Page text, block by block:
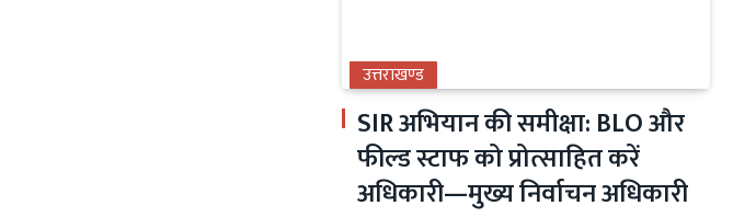
उत्तराखण्ड
SIR अभियान की समीक्षा: BLO और
फील्ड स्टाफ को प्रोत्साहित करें
अधिकारी—मुख्य निर्वाचन अधिकारी